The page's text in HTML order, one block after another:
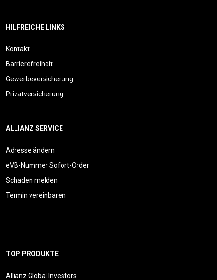
HILFREICHE LINKS
Kontakt
Barrierefreiheit
Gewerbeversicherung
Privatversicherung
ALLIANZ SERVICE
Adresse ändern
eVB-Nummer Sofort-Order
Schaden melden
Termin vereinbaren
TOP PRODUKTE
Allianz Global Investors